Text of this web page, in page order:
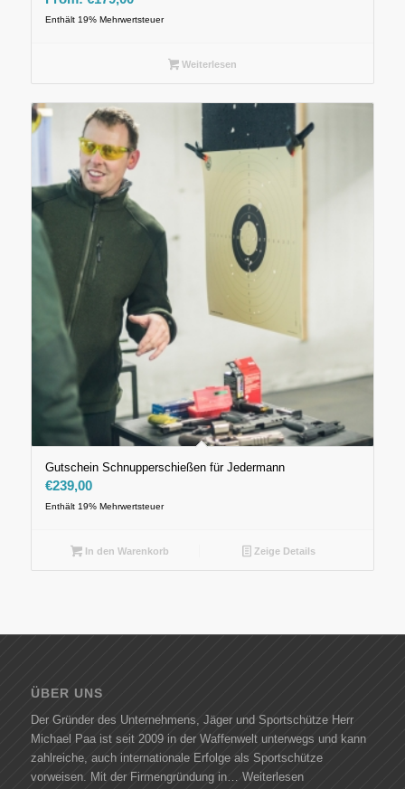
Enthält 19% Mehrwertsteuer
Weiterlesen
Gutschein Schnupperschießen für Jedermann
€239,00
Enthält 19% Mehrwertsteuer
In den Warenkorb Zeige Details
ÜBER UNS
Der Gründer des Unternehmens, Jäger und Sportschütze Herr
Michael Paa ist seit 2009 in der Waffenwelt unterwegs und kann
zahlreiche, auch internationale Erfolge als Sportschütze
vorweisen. Mit der Firmengründung in… Weiterlesen